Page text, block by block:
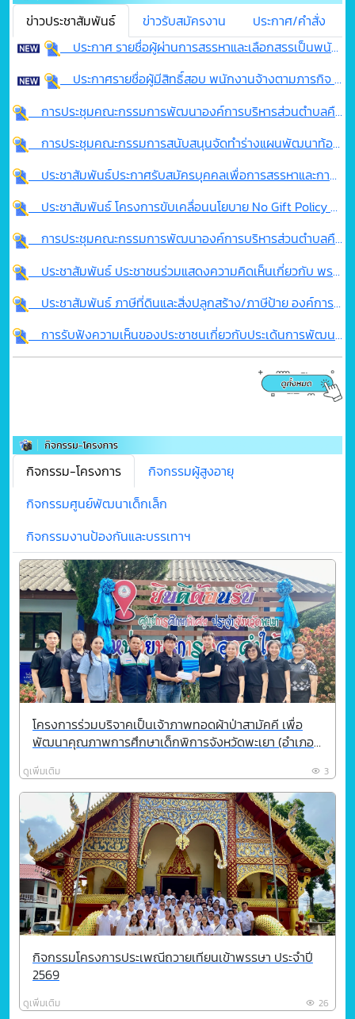
ข่าวประชาสัมพันธ์ ข่าวรับสมัครงาน
ประกาศ/คำสั่ง
ประกาศ รายชื่อผู้ผ่านการสรรหาและเลือกสรรเป็นพนักงานจ้างตามภารกิจ ตำแหน่ง ผู้ช่วยเจ้าพนักงานจัดเก็บรายได้ สังกัด กองคลัง
ประกาศรายชื่อผู้มีสิทธิ์สอบ พนักงานจ้างตามภารกิจ ตำแหน่ง ผู้ช่วยเจ้าพนักงานจัดเก็บรายได้ อบต.คือเวียง
การประชุมคณะกรรมการพัฒนาองค์การบริหารส่วนตำบลคือเวียง พิจารณาร่างแผนพัฒนาท้องถิ่น (พ.ศ.2566-2570) เปลี่ยนแปลง ครั้งที่ 1/2569 และแผนพัฒนาท้องถิ่น (พ.ศ.2571-2575)
การประชุมคณะกรรมการสนับสนุนจัดทำร่างแผนพัฒนาท้องถิ่น (พ.ศ.2571-2575)
ประชาสัมพันธ์ประกาศรับสมัครบุคคลเพื่อการสรรหาและการเลือกสรรเป็นพนักงานจ้างตามภารกิจ ตำแหน่งผู้ช่วยจัดเก็บรายได้
ประชาสัมพันธ์ โครงการขับเคลื่อนนโยบาย No Gift Policy การปฏิบัติหน้าที่องค์การบริหารส่วนตำบลคือเวียง ประจำปี 2569
การประชุมคณะกรรมการพัฒนาองค์การบริหารส่วนตำบลคือเวียง และสัดส่วนประชาคมระดับตำบล
ประชาสัมพันธ์ ประชาชนร่วมแสดงความคิดเห็นเกี่ยวกับ พรบ. อบจ. พ.ศ.2540
ประชาสัมพันธ์ ภาษีที่ดินและสิ่งปลูกสร้าง/ภาษีป้าย องค์การบริหารส่วนตำบลคือเวียง ประจำปี 2569
การรับฟังความเห็นของประชาชนเกี่ยวกับประเด้นการพัฒนาท้องถิ่นและกรอบการประสานแผนพัฒนาท้องถิ่นแบบบูรณาการขององค์กรปกครองส่วนท้องถิ่นในระดับจังหวัด
กิจกรรม-โครงการ
กิจกรรมผู้สูงอายุ
กิจกรรมศูนย์พัฒนาเด็กเล็ก
กิจกรรมงานป้องกันและบรรเทาฯ
โครงการร่วมบริจาคเป็นเจ้าภาพทอดผ้าป่าสามัคคี เพื่อ
พัฒนาคุณภาพการศึกษาเด็กพิการจังหวัดพะเยา (อำเภอ
ดูเพิ่มเติม 3
กิจกรรมโครงการประเพณีถวายเทียนเข้าพรรษา ประจำปี
2569
ดูเพิ่มเติม 26